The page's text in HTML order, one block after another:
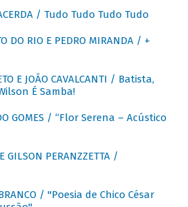
/ Tudo Tudo Tudo Tudo
DO RIO E PEDRO MIRANDA / +
E JOÃO CAVALCANTI / Batista,
É Samba!
GOMES / “Flor Serena – Acústico
GILSON PERANZZETTA /
/ "Poesia de Chico César